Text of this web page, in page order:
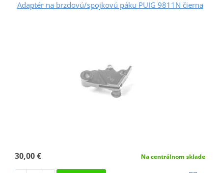
Adaptér na brzdovú/spojkovú páku PUIG 9811N čierna
30,00 € Na centrálnom sklade